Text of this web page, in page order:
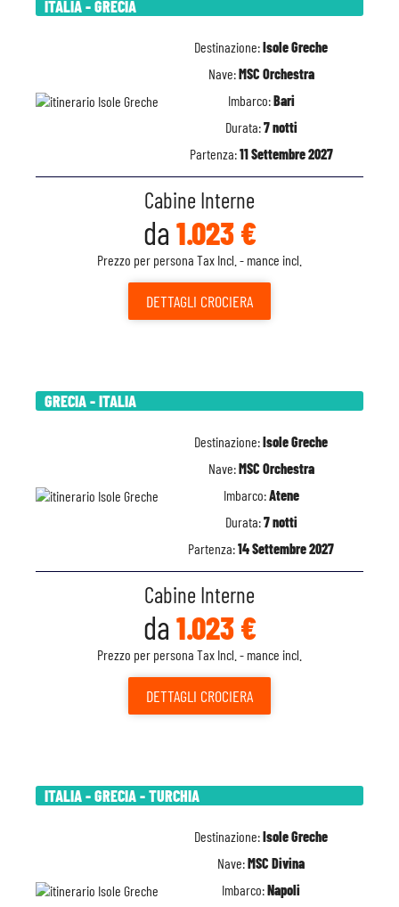
ITALIA - GRECIA
Destinazione:Isole Greche
Nave:MSC Orchestra
Imbarco:Bari
Durata:7 notti
Partenza:11 Settembre 2027
Cabine Interne
da 1.023 €
Prezzo per persona Tax Incl. - mance incl.
DETTAGLI CROCIERA
GRECIA - ITALIA
Destinazione:Isole Greche
Nave:MSC Orchestra
Imbarco:Atene
Durata:7 notti
Partenza:14 Settembre 2027
Cabine Interne
da 1.023 €
Prezzo per persona Tax Incl. - mance incl.
DETTAGLI CROCIERA
ITALIA - GRECIA - TURCHIA
Destinazione:Isole Greche
Nave:MSC Divina
Imbarco:Napoli